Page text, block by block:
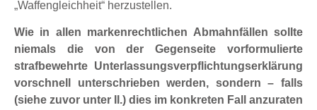
„Waffengleichheit“ herzustellen.
Wie in allen markenrechtlichen Abmahnfällen sollte
niemals die von der Gegenseite vorformulierte
strafbewehrte Unterlassungsverpflichtungserklärung
vorschnell unterschrieben werden, sondern – falls
(siehe zuvor unter II.) dies im konkreten Fall anzuraten